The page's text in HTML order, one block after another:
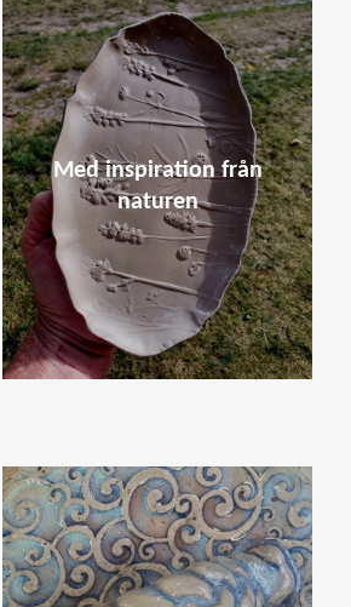
Med inspiration från
naturen